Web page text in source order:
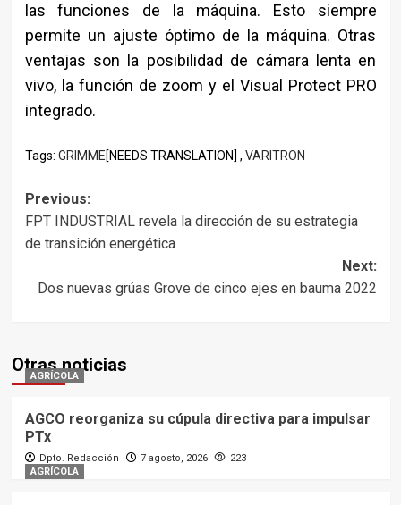
las funciones de la máquina. Esto siempre
permite un ajuste óptimo de la máquina. Otras
ventajas son la posibilidad de cámara lenta en
vivo, la función de zoom y el Visual Protect PRO
integrado.
Tags: GRIMME[NEEDS TRANSLATION] , VARITRON
Post
navigation
Previous:
FPT INDUSTRIAL revela la dirección de su estrategia
de transición energética
Next:
Dos nuevas grúas Grove de cinco ejes en bauma 2022
Otras noticias
AGRÍCOLA
AGCO reorganiza su cúpula directiva para impulsar
PTx
Dpto. Redacción 7 agosto, 2026
223
AGRÍCOLA